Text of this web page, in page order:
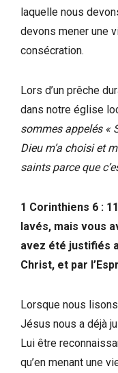
laquelle nous
devons mener une
consécration.
Lors d’un prêche
dans notre église
sommes appelés «
Dieu m’a choisi et
saints parce que
1 Corinthiens 6 :
lavés, mais vous
avez été justifiés
Christ, et par
Lorsque nous
Jésus nous a déjà
Lui être
qu’en menant une